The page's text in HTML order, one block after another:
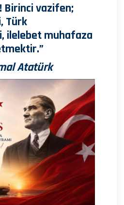
Birinci vazifen;
Türk
ilelebet muhafaza
Atatürk